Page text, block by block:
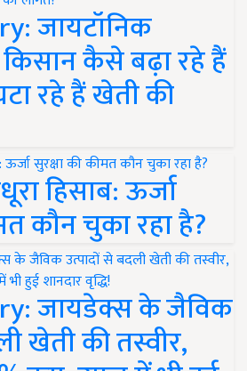
जायटॉनिक
कैसे बढ़ा रहे हैं
रहे हैं खेती की
हिसाब: ऊर्जा
कौन चुका रहा है?
जायडेक्स के जैविक
खेती की तस्वीर,